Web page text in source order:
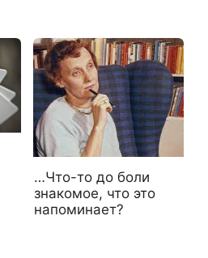
…Что-то до боли
знакомое, что это
напоминает?